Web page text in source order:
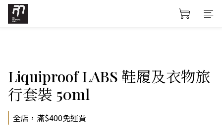
Liquiproof LABS 鞋履及衣物旅
行套裝 50ml
全店，滿$400免運費